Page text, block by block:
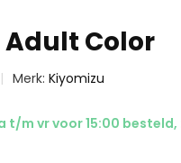
Color
Merk:Kiyomizu
t/m vr voor 15:00